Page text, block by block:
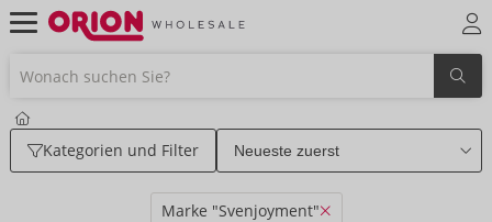
Kategorien und Filter
Marke "Svenjoyment"